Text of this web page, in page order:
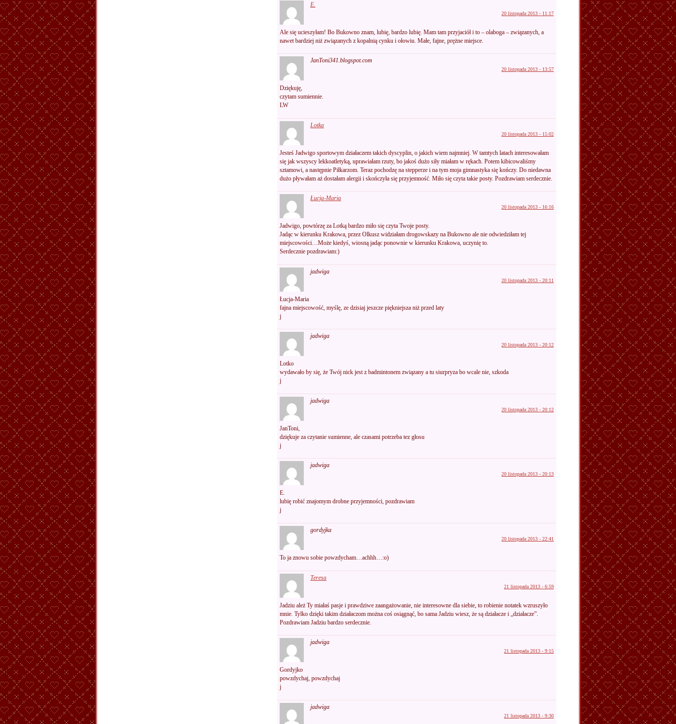
E.
20 listopada 2013 - 11:17
Ale się ucieszyłam! Bo Bukowno znam, lubię, bardzo lubię. Mam tam przyjaciół i to – olaboga – związanych, a
nawet bardziej niż związanych z kopalnią cynku i ołowiu. Małe, fajne, prężne miejsce.
JanToni341.blogspot.com
20 listopada 2013 - 13:57
Dziękuję,
czytam sumiennie.
LW
Lotka
20 listopada 2013 - 15:02
Jesteś Jadwigo sportowym działaczem takich dyscyplin, o jakich wiem najmniej. W tamtych latach interesowałam
się jak wszyscy lekkoatletyką, uprawiałam rzuty, bo jakoś dużo siły miałam w rękach. Potem kibicowaliśmy
sztamowi, a następnie Piłkarzom. Teraz pochodzę na stepperze i na tym moja gimnastyka się kończy. Do niedawna
dużo pływałam aż dostałam alergii i skończyła się przyjemność. Miło się czyta takie posty. Pozdrawiam serdecznie.
Łucja-Maria
20 listopada 2013 - 16:16
Jadwigo, powtórzę za Lotką bardzo miło się czyta Twoje posty.
Jadąc w kierunku Krakowa, przez Olkusz widziałam drogowskazy na Bukowno ale nie odwiedziłam tej
miejscowości…Może kiedyś, wiosną jadąc ponownie w kierunku Krakowa, uczynię to.
Serdecznie pozdrawiam:)
jadwiga
20 listopada 2013 - 20:11
Łucja-Maria
fajna miejscowość, myślę, ze dzisiaj jeszcze piękniejsza niż przed laty
j
jadwiga
20 listopada 2013 - 20:12
Lotko
wydawało by się, że Twój nick jest z badmintonem związany a tu siurpryza bo wcale nie, szkoda
j
jadwiga
20 listopada 2013 - 20:12
JanToni,
dziękuje za czytanie sumienne, ale czasami potrzeba tez głosu
j
jadwiga
20 listopada 2013 - 20:13
E.
lubię robić znajomym drobne przyjemności, pozdrawiam
j
gordyjka
20 listopada 2013 - 22:41
To ja znowu sobie powzdycham…achhh…:o)
Teresa
21 listopada 2013 - 6:59
Jadziu ależ Ty miałaś pasje i prawdziwe zaangażowanie, nie interesowne dla siebie, to robienie notatek wzruszyło
mnie. Tylko dzięki takim działaczom można coś osiągnąć, bo sama Jadziu wiesz, że są działacze i „działacze”.
Pozdrawiam Jadziu bardzo serdecznie.
jadwiga
21 listopada 2013 - 9:15
Gordyjko
powzdychaj, powzdychaj
j
jadwiga
21 listopada 2013 - 9:30